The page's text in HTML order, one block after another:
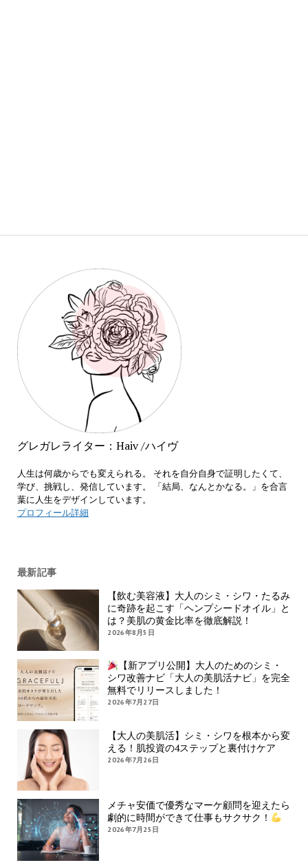
グレガレライター：Haiv /ハイヴ
人生は何歳からでも変えられる。 それを自分自身で証明したくて、
学び、挑戦し、発信しています。 「結局、なんとかなる。」を合言
葉に人生をデザインしています。
プロフィール詳細
最新記事
【飲む美容液】大人のシミ・シワ・たるみ
に奇跡を起こす「ヘンプシードオイル」と
は？美肌の黄金比率を徹底解説！
2026年8月5日
【新アプリ公開】大人のためのシミ・
シワ改善ナビ「大人の美肌活ナビ」を完全
無料でリリースしました！
2026年7月27日
【大人の美肌活】シミ・シワを根本から変
える！肌投資の4ステップと裏付けケア
2026年7月26日
メチャ安価で優秀なマーケ顧問を迎えたら
劇的に時間ができて仕事もサクサク！
2026年7月25日